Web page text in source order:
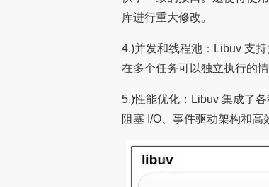
库进行重大修改。
4.)并发和线程池：Libuv 支
在多个任务可以独立执行的
5.)性能优化：Libuv 集成了
阻塞 I/O、事件驱动架构和高